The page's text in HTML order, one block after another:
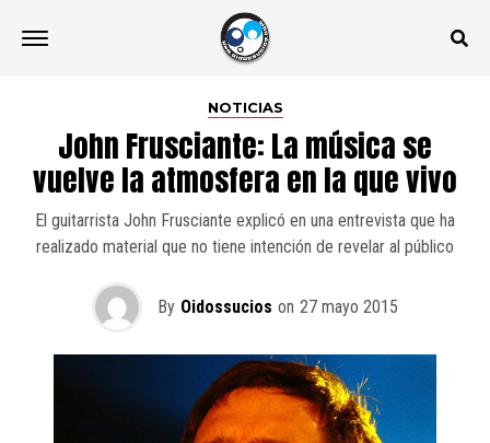
NOTICIAS
John Frusciante: La música se
vuelve la atmosfera en la que vivo
El guitarrista John Frusciante explicó en una entrevista que ha
realizado material que no tiene intención de revelar al público
By Oidossucios on 27 mayo 2015